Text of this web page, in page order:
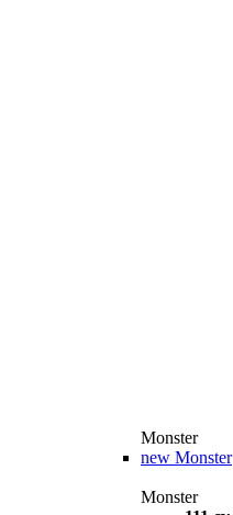
Monster
new Monster
Monster